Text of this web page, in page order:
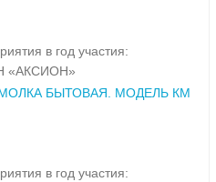
в год участия:
«АКСИОН»
БЫТОВАЯ. МОДЕЛЬ КМ
в год участия: